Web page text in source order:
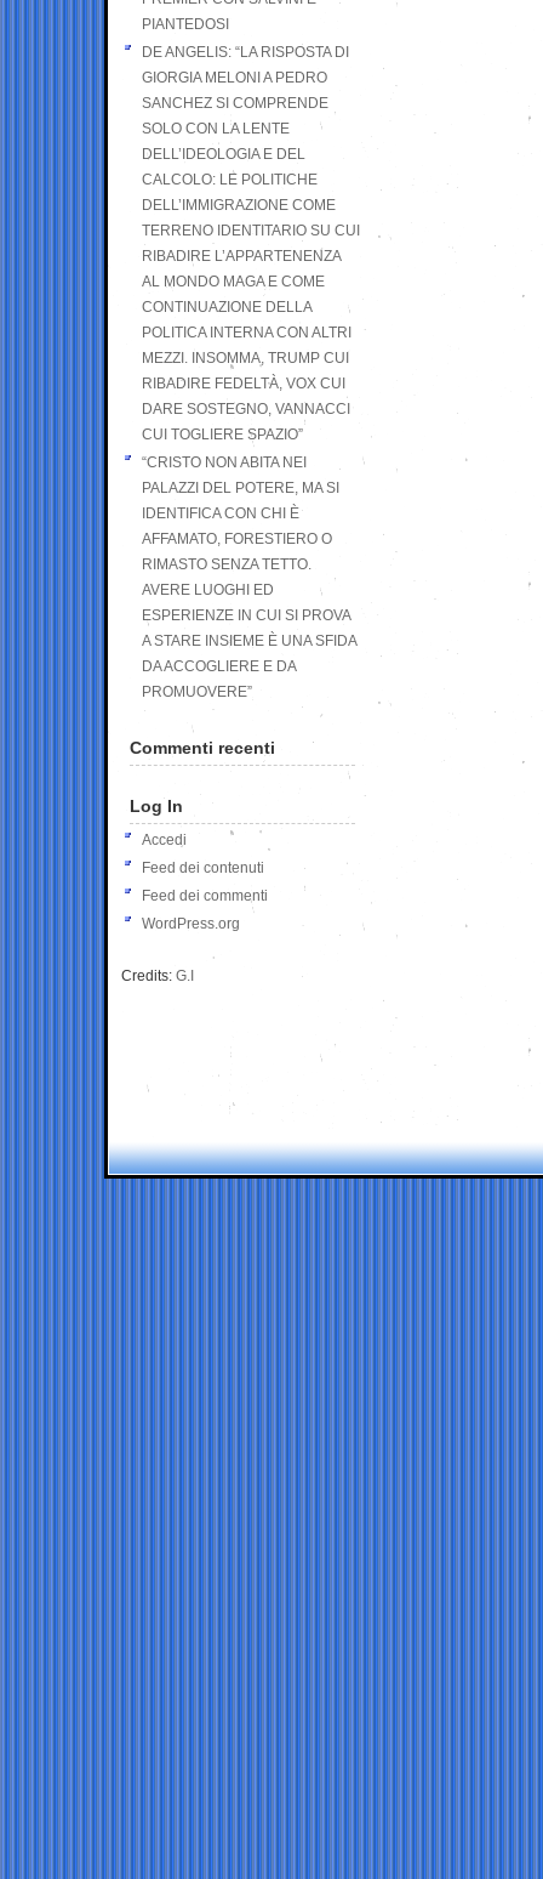
PIANTEDOSI
DE ANGELIS: “LA RISPOSTA DI
GIORGIA MELONI A PEDRO
SANCHEZ SI COMPRENDE
SOLO CON LA LENTE
DELL’IDEOLOGIA E DEL
CALCOLO: LE POLITICHE
DELL’IMMIGRAZIONE COME
TERRENO IDENTITARIO SU CUI
RIBADIRE L’APPARTENENZA
AL MONDO MAGA E COME
CONTINUAZIONE DELLA
POLITICA INTERNA CON ALTRI
MEZZI. INSOMMA, TRUMP CUI
RIBADIRE FEDELTÀ, VOX CUI
DARE SOSTEGNO, VANNACCI
CUI TOGLIERE SPAZIO”
“CRISTO NON ABITA NEI
PALAZZI DEL POTERE, MA SI
IDENTIFICA CON CHI È
AFFAMATO, FORESTIERO O
RIMASTO SENZA TETTO.
AVERE LUOGHI ED
ESPERIENZE IN CUI SI PROVA
A STARE INSIEME È UNA SFIDA
DA ACCOGLIERE E DA
PROMUOVERE”
Commenti recenti
Log In
Accedi
Feed dei contenuti
Feed dei commenti
WordPress.org
Credits: G.I